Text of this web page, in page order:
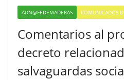
ADN@FEDEMADERAS COMUNICADOS
Comentarios al
decreto
salvaguardas